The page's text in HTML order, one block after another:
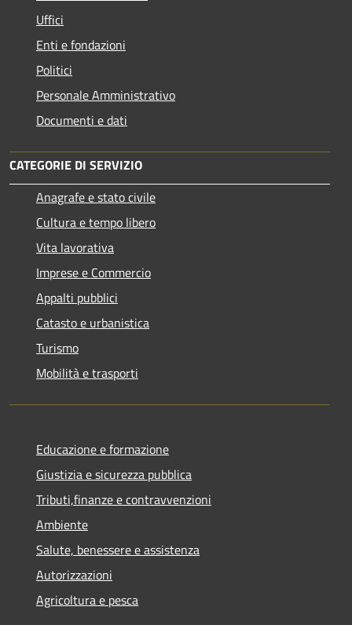
Uffici
Enti e fondazioni
Politici
Personale Amministrativo
Documenti e dati
CATEGORIE DI SERVIZIO
Anagrafe e stato civile
Cultura e tempo libero
Vita lavorativa
Imprese e Commercio
Appalti pubblici
Catasto e urbanistica
Turismo
Mobilità e trasporti
Educazione e formazione
Giustizia e sicurezza pubblica
Tributi,finanze e contravvenzioni
Ambiente
Salute, benessere e assistenza
Autorizzazioni
Agricoltura e pesca